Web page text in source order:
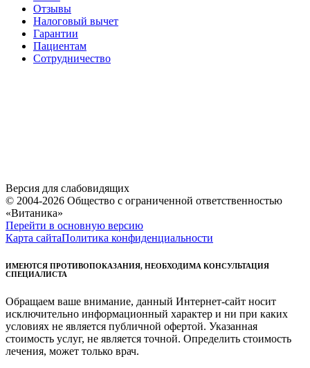
Отзывы
Налоговый вычет
Гарантии
Пациентам
Сотрудничество
Версия для слабовидящих
© 2004-2026 Общество с ограниченной ответственностью
«Витаника»
Перейти в основную версию
Карта сайтаПолитика конфиденциальности
ИМЕЮТСЯ ПРОТИВОПОКАЗАНИЯ, НЕОБХОДИМА КОНСУЛЬТАЦИЯ
СПЕЦИАЛИСТА
Обращаем ваше внимание, данный Интернет-сайт носит
исключительно информационный характер и ни при каких
условиях не является публичной офертой. Указанная
стоимость услуг, не является точной. Определить стоимость
лечения, может только врач.